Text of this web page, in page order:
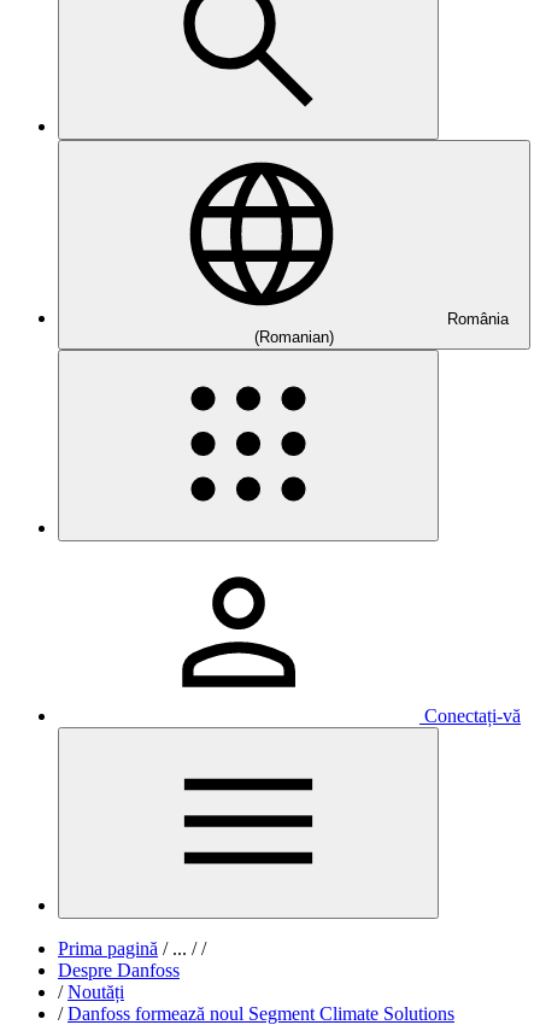
România
(Romanian)
Conectați-vă
Prima pagină /... / /
Despre Danfoss
/ Noutăți
/ Danfoss formează noul Segment Climate Solutions